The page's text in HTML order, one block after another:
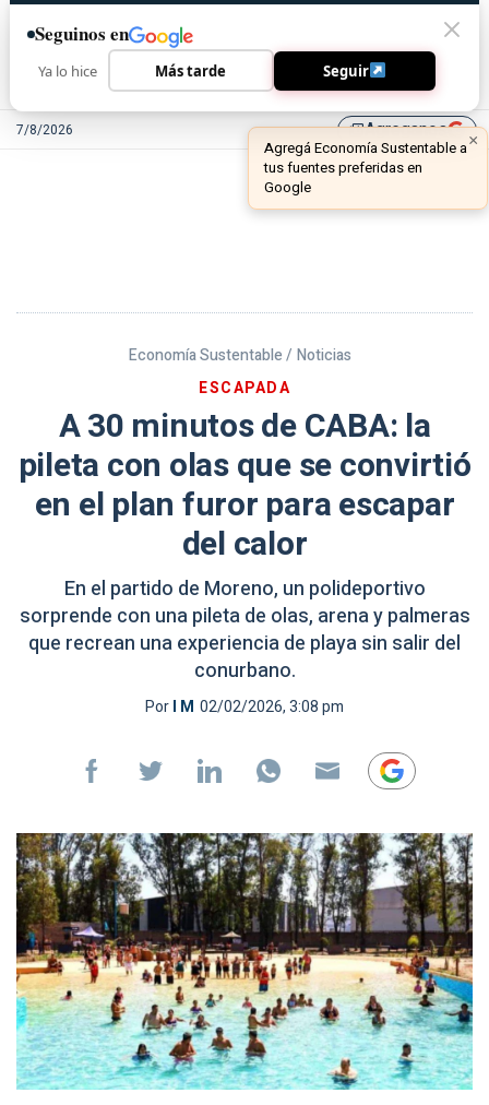
7/8/2026 library_addAgreganos
Economía Sustentable / Noticias
ESCAPADA
A 30 minutos de CABA: la
pileta con olas que se convirtió
en el plan furor para escapar
del calor
En el partido de Moreno, un polideportivo
sorprende con una pileta de olas, arena y palmeras
que recrean una experiencia de playa sin salir del
conurbano.
PorI M 02/02/2026, 3:08 pm
Seguinos en
Ya lo hice Más tarde Seguir